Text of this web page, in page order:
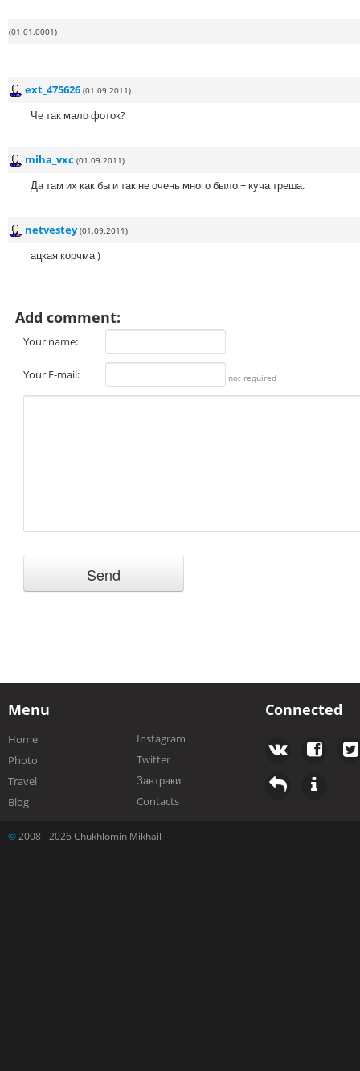
(01.01.0001)
ext_475626 (01.09.2011)
Че так мало фоток?
miha_vxc (01.09.2011)
Да там их как бы и так не очень много было + куча треша.
netvestey (01.09.2011)
ацкая корчма )
Add comment:
Your name:
Your E-mail: not required
Menu
Home
Photo
Travel
Blog
Instagram
Twitter
Завтраки
Contacts
Connected
© 2008 - 2026 Chukhlomin Mikhail